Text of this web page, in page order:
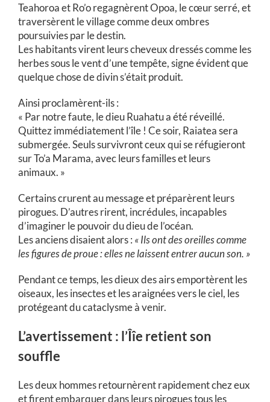
Teahoroa et Ro’o regagnèrent Opoa, le cœur serré, et
traversèrent le village comme deux ombres
poursuivies par le destin.
Les habitants virent leurs cheveux dressés comme les
herbes sous le vent d’une tempête, signe évident que
quelque chose de divin s’était produit.
Ainsi proclamèrent-ils :
« Par notre faute, le dieu Ruahatu a été réveillé.
Quittez immédiatement l’île ! Ce soir, Raiatea sera
submergée. Seuls survivront ceux qui se réfugieront
sur To’a Marama, avec leurs familles et leurs
animaux. »
Certains crurent au message et préparèrent leurs
pirogues. D’autres rirent, incrédules, incapables
d’imaginer le pouvoir du dieu de l’océan.
Les anciens disaient alors : « Ils ont des oreilles comme
les figures de proue : elles ne laissent entrer aucun son. »
Pendant ce temps, les dieux des airs emportèrent les
oiseaux, les insectes et les araignées vers le ciel, les
protégeant du cataclysme à venir.
L’avertissement : l’Îîe retient son
souffle
Les deux hommes retournèrent rapidement chez eux
et firent embarquer dans leurs pirogues tous les